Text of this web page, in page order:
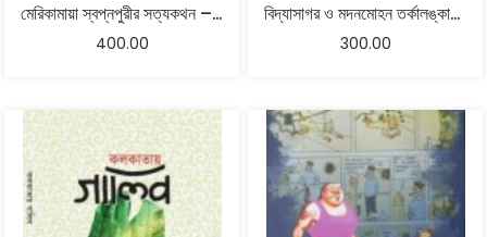
মেরিকামায়া স্বপ্নপুরীর সত্যকথন – পার্থ বন্দ্যোপাধ্যায়
400.00
বিদ্যাসাগর ও মদনমোহন তর্কালঙ্কার : শিশুশিক্ষা, বর্ণপরিচয় ও সেদিনের বঙ্গসমাজ – রজত পাল
300.00